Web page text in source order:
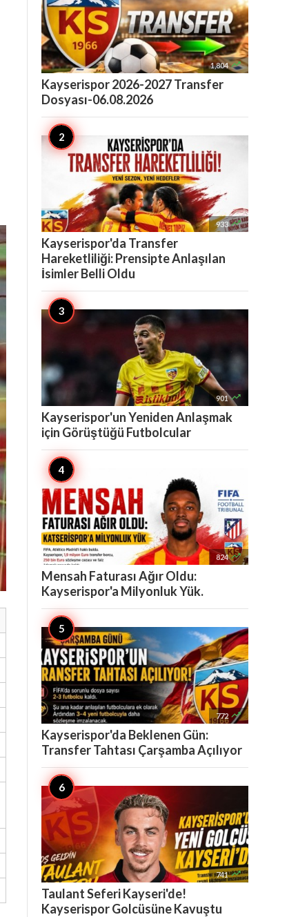
1,804 
Kayserispor 2026-2027 Transfer
Dosyası-06.08.2026
933 
Kayserispor'da Transfer
Hareketliliği: Prensipte Anlaşılan
İsimler Belli Oldu
901 
Kayserispor'un Yeniden Anlaşmak
için Görüştüğü Futbolcular
824 
Mensah Faturası Ağır Oldu:
Kayserispor'a Milyonluk Yük.
772 
Kayserispor'da Beklenen Gün:
Transfer Tahtası Çarşamba Açılıyor
741 
Taulant Seferi Kayseri'de!
Kayserispor Golcüsüne Kavuştu